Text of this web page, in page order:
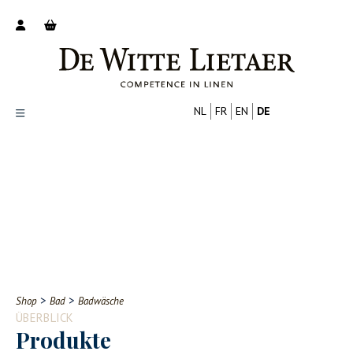
Contact
NL FR EN DE
Shop > Bad > Badwäsche
ÜBERBLICK
Produkte